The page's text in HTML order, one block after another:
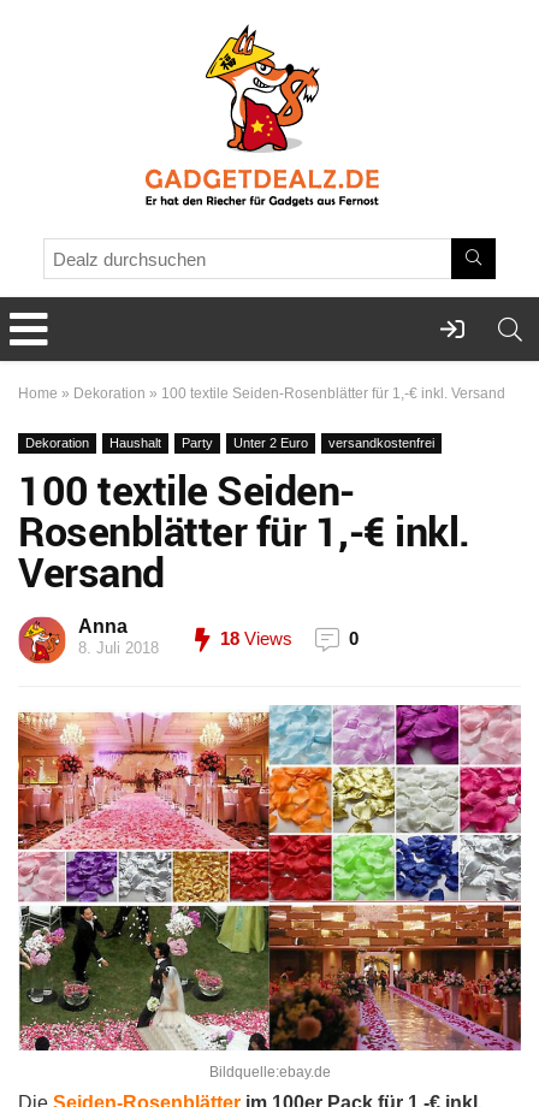
Home » Dekoration » 100 textile Seiden-Rosenblätter für 1,-€ inkl. Versand
Dekoration Haushalt Party Unter 2 Euro versandkostenfrei
100 textile Seiden-
Rosenblätter für 1,-€ inkl.
Versand
Anna
8. Juli 2018 18 Views 0
Bildquelle:ebay.de